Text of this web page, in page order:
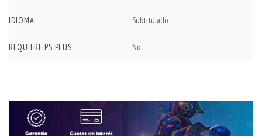
IDIOMA Subtitulado
REQUIERE PS PLUS No